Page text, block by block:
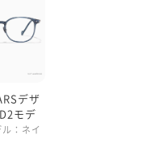
デザ
モデ
：ネイ